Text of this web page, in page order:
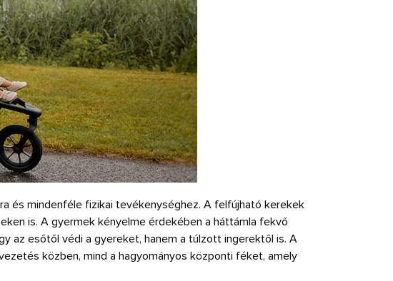
és mindenféle fizikai tevékenységhez. A felfújható kerekek
is. A gyermek kényelme érdekében a háttámla fekvő
az esőtől védi a gyereket, hanem a túlzott ingerektől is. A
közben, mind a hagyományos központi féket, amely